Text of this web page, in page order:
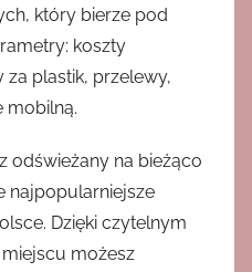
który bierze pod
koszty
za plastik, przelewy,
mobilną.
odświeżany na bieżąco
najpopularniejsze
Dzięki czytelnym
możesz